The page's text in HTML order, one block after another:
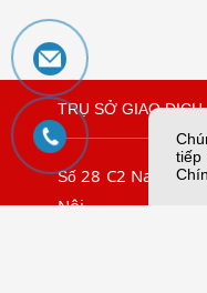
TRỤ SỞ GIAO DỊCH
Số 28 C2 Nam
Nội.
tiếp